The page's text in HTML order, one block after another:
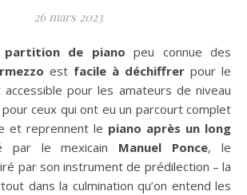
26 mars 2023
partition de piano peu connue des
est facile à déchiffrer pour le
accessible pour les amateurs de niveau
ceux qui ont eu un parcourt complet
et reprennent le piano après un long
par le mexicain Manuel Ponce, le
par son instrument de prédilection – la
dans la culmination qu’on entend les